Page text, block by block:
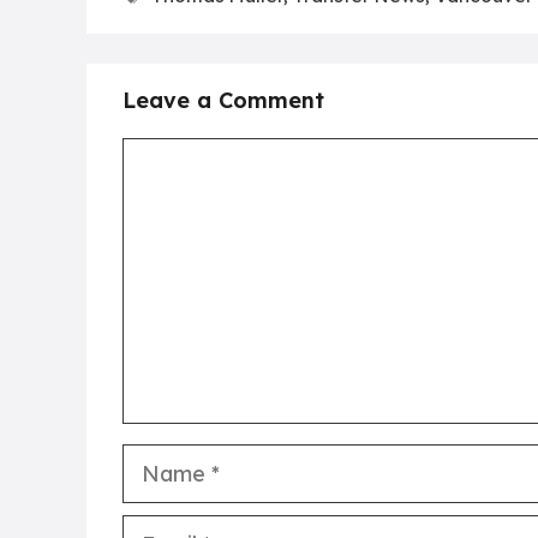
Leave a Comment
Name
Email